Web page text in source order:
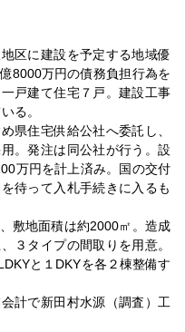
区に建設を予定する地域優
8000万円の債務負担行為を
戸建て住宅７戸。建設工事
る。
県住宅供給公社へ委託し、
。発注は同公社が行う。設
万円を計上済み。国の交付
待って入札手続きに入るも
敷地面積は約2000㎡。造成
３タイプの間取りを用意。
と１DKYを各２棟整備す
計で新田村水源（調査）工